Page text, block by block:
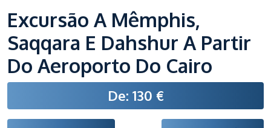
Excursão A Mêmphis,
Saqqara E Dahshur A Partir
Do Aeroporto Do Cairo
De: 130 €